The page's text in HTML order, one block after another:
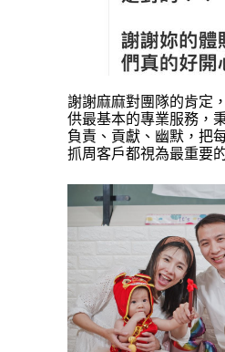
謝謝麻麻對團隊的肯定
供最基本的專業服務，
負責、貢獻、幽默 ，把
抓周客戶都視為最重要